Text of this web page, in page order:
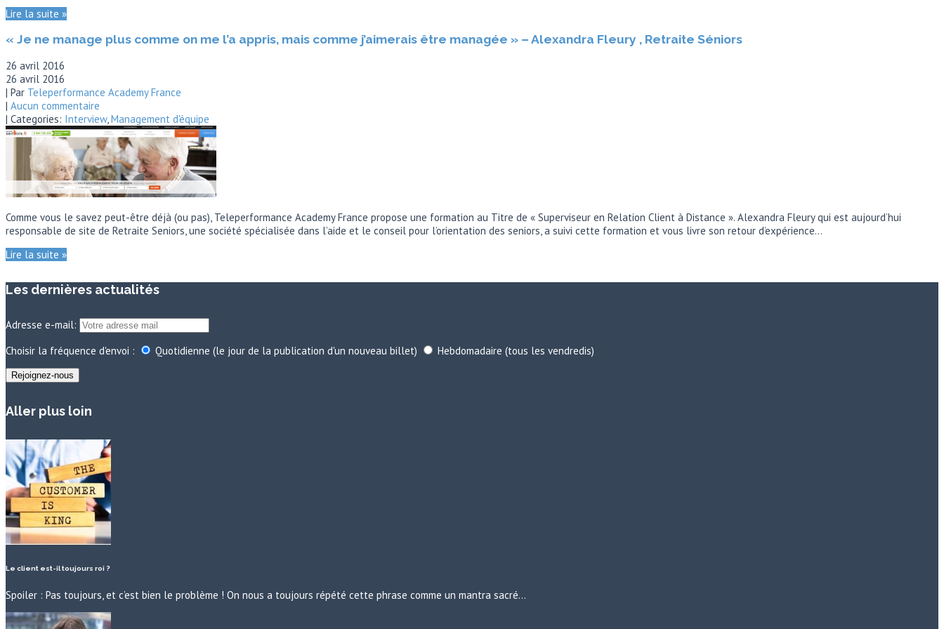
Lire la suite »
« Je ne manage plus comme on me l’a appris, mais comme j’aimerais être managée » – Alexandra Fleury , Retraite Séniors
26 avril 2016
26 avril 2016
| Par Teleperformance Academy France
| Aucun commentaire
| Categories: Interview,Management d'équipe
Comme vous le savez peut-être déjà (ou pas), Teleperformance Academy France propose une formation au Titre de « Superviseur en Relation Client à Distance ». Alexandra Fleury qui est aujourd’hui
responsable de site de Retraite Seniors, une société spécialisée dans l’aide et le conseil pour l’orientation des seniors, a suivi cette formation et vous livre son retour d’expérience…
Lire la suite »
Les dernières actualités
Adresse e-mail:
Choisir la fréquence d'envoi :
Quotidienne (le jour de la publication d'un nouveau billet) Hebdomadaire (tous les vendredis)
Aller plus loin
Le client est-il toujours roi ?
Spoiler : Pas toujours, et c’est bien le problème ! On nous a toujours répété cette phrase comme un mantra sacré…